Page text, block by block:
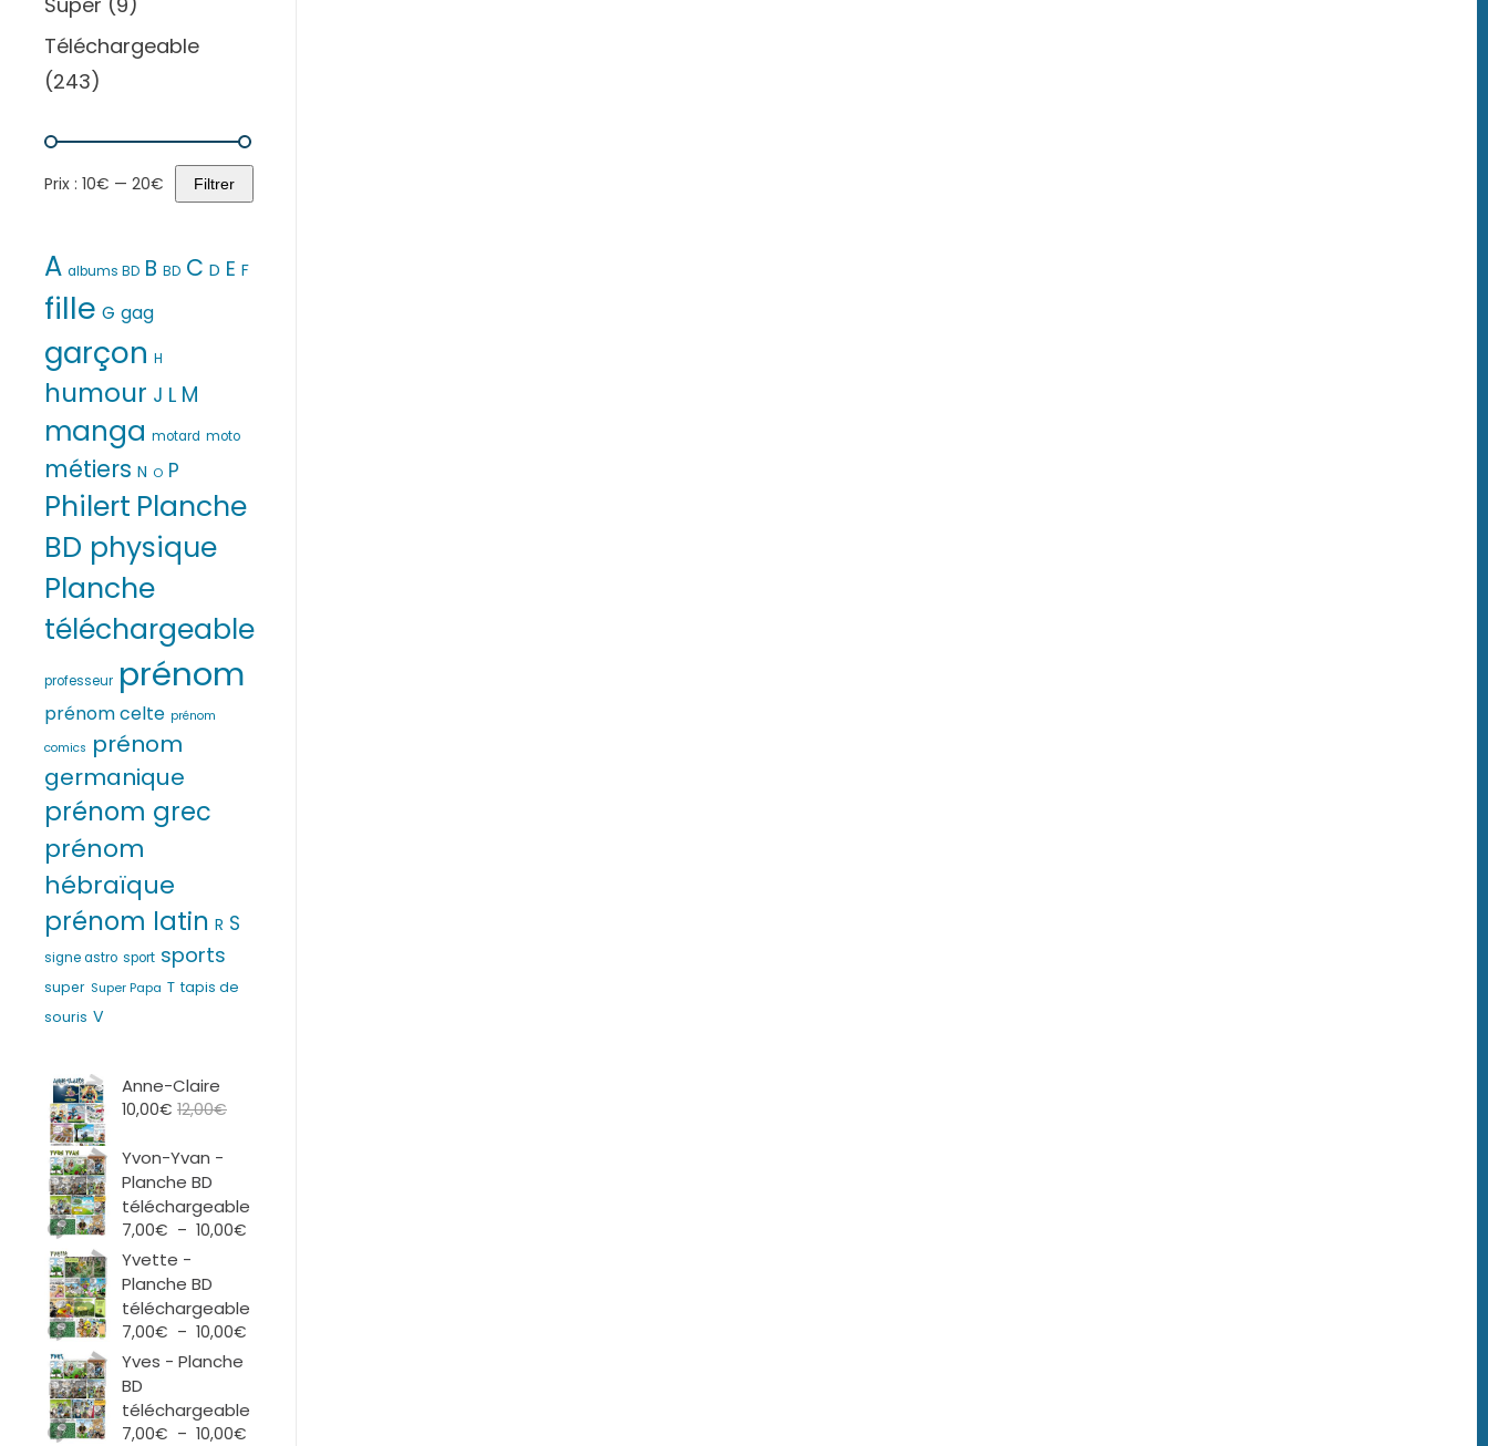
Téléchargeable
(243)
Prix
Prix
Filtrer
Prix : 10€ — 20€
A albums BD B BD C D E F
fille G gag
garçon H
humour J L M
manga motard moto
métiers N O P
Philert Planche
BD physique
Planche
téléchargeable
professeur prénom
prénom celte prénom
comics prénom
germanique
prénom grec
prénom
hébraïque
prénom latin R S
signe astro sport sports
super Super Papa T tapis de
souris V
Anne-Claire
10,00€ 12,00€
Yvon-Yvan -
Planche BD
téléchargeable
7,00€ – 10,00€
Yvette -
Planche BD
téléchargeable
7,00€ – 10,00€
Yves - Planche
BD
téléchargeable
7,00€ – 10,00€